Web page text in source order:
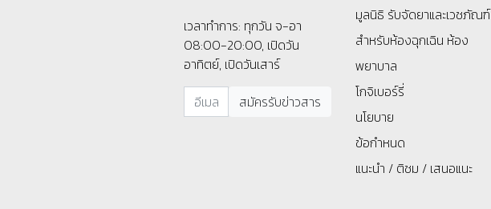
เวลาทำการ: ทุกวัน จ-อา
08:00-20:00, เปิดวัน
อาทิตย์, เปิดวันเสาร์
มูลนิธิ รับจัดยาและเวชภัณฑ์
สำหรับห้องฉุกเฉิน ห้อง
พยาบาล
โกจิเบอร์รี่
นโยบาย
ข้อกำหนด
แนะนำ / ติชม / เสนอแนะ